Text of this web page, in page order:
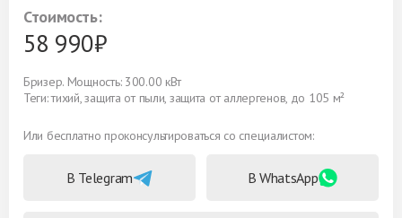
Стоимость:
58 990₽
Бризер. Мощность: 300.00 кВт
Теги: тихий, защита от пыли, защита от аллергенов, до 105 м²
Или бесплатно проконсультироваться со специалистом:
В Telegram В WhatsApp